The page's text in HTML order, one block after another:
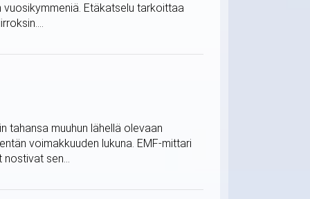
Etäkatselu tarkoittaa
tahansa muuhun lähellä olevaan
voimakkuuden lukuna. EMF-mittari
sen...